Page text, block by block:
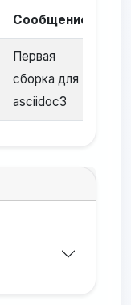
Сообщение
Первая
сборка для
asciidoc3